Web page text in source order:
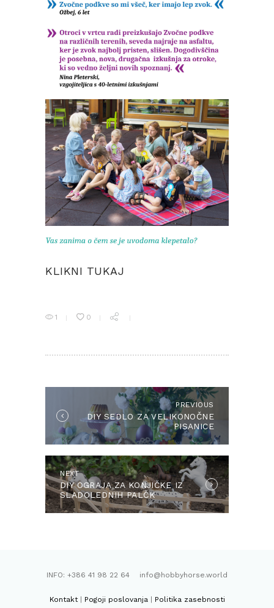
KLIKNI TUKAJ
1 0
PREVIOUS
DIY SEDLO ZA VELIKONOČNE
PISANICE
NEXTNext
post:
DIY OGRAJA ZA KONJIČKE IZ
SLADOLEDNIH PALČK
INFO: +386 41 98 22 64 info@hobbyhorse.world
Kontakt| Pogoji poslovanja | Politika zasebnosti